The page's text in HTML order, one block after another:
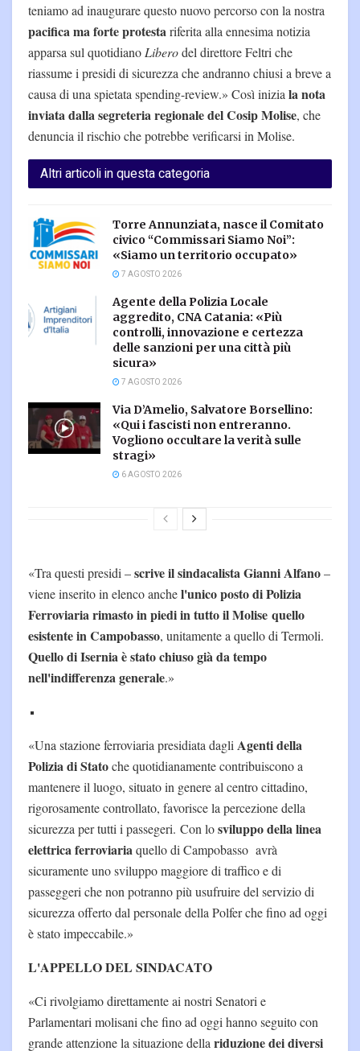
teniamo ad inaugurare questo nuovo percorso con la nostra
pacifica ma forte protestariferita alla ennesima notizia
apparsa sul quotidiano Liberodel direttore Feltri che
riassume i presidi di sicurezza che andranno chiusi a breve a
causa di una spietata spending-review.» Così inizia la nota
inviata dalla segreteria regionale del Cosip Molise, che
denuncia il rischio che potrebbe verificarsi in Molise.
Altri articoli in questa categoria
Torre Annunziata, nasce il Comitato
civico “Commissari Siamo Noi”:
«Siamo un territorio occupato»
7 AGOSTO 2026
Agente della Polizia Locale
aggredito, CNA Catania: «Più
controlli, innovazione e certezza
delle sanzioni per una città più
sicura»
7 AGOSTO 2026
Via D’Amelio, Salvatore Borsellino:
«Qui i fascisti non entreranno.
Vogliono occultare la verità sulle
stragi»
6 AGOSTO 2026
«Tra questi presidi –scrive il sindacalista Gianni Alfano–
viene inserito in elenco anchel'unico posto di Polizia
Ferroviaria rimasto in piedi in tutto il Molise quello
esistente in Campobasso, unitamente a quello di Termoli.
Quello di Isernia è stato chiuso già da tempo
nell'indifferenza generale.»
«Una stazione ferroviaria presidiata dagli Agenti della
Polizia di Statoche quotidianamente contribuiscono a
mantenere il luogo, situato in genere al centro cittadino,
rigorosamente controllato, favorisce la percezione della
sicurezza per tutti i passegeri. Con losviluppo della linea
elettrica ferroviariaquello di Campobasso avrà
sicuramente uno sviluppo maggiore di traffico e di
passeggeri che non potranno più usufruire del servizio di
sicurezza offerto dal personale della Polfer che fino ad oggi
è stato impeccabile.»
L'APPELLO DEL SINDACATO
«Ci rivolgiamo direttamente ai nostri Senatori e
Parlamentari molisani che fino ad oggi hanno seguito con
grande attenzione la situazione della riduzione dei diversi